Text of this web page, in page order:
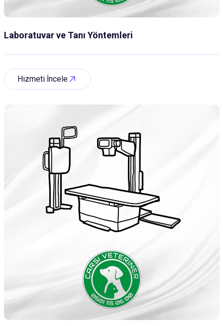
Laboratuvar ve Tanı Yöntemleri
Hizmeti İncele